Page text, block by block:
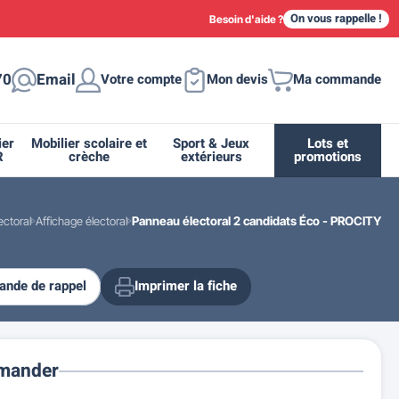
Besoin d'aide ? On vous rappelle !
Email Votre compte Mon devis Ma commande
Fleurissement urbain
Supports et abris vélo moto
Miroir de sécurité routière
Drapeau - Pavoisement
Espace sanitaire
Mobilier scolaire et
crèche
Casiers et meubles de rangement
Sport & Jeux
extérieurs
Lots et
promotions
Affichage électoral Panneau électoral 2 candidats Éco - PROCITY
de rappel Imprimer la fiche